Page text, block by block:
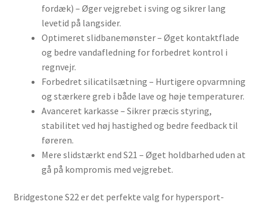
fordæk) – Øger vejgrebet i sving og sikrer lang
levetid på langsider.
Optimeret slidbanemønster – Øget kontaktflade
og bedre vandafledning for forbedret kontrol i
regnvejr.
Forbedret silicatilsætning – Hurtigere opvarmning
og stærkere greb i både lave og høje temperaturer.
Avanceret karkasse – Sikrer præcis styring,
stabilitet ved høj hastighed og bedre feedback til
føreren.
Mere slidstærkt end S21 – Øget holdbarhed uden at
gå på kompromis med vejgrebet.
Bridgestone S22 er det perfekte valg for hypersport-